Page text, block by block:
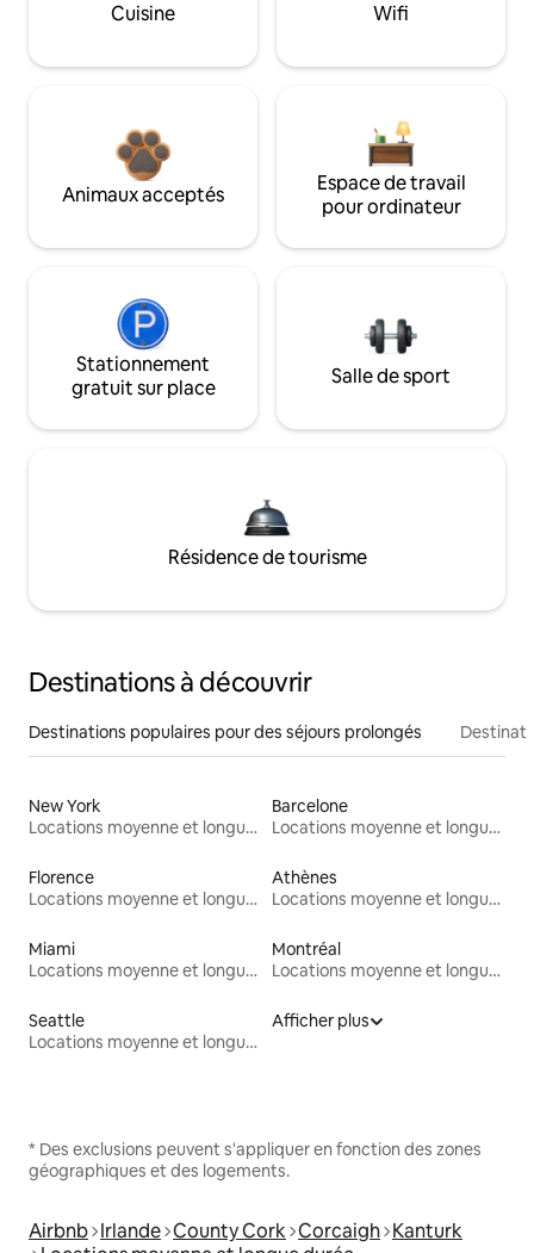
Cuisine Wifi
Animaux acceptés
Espace de travail
pour ordinateur
Stationnement
gratuit sur place
Salle de sport
Résidence de tourisme
Destinations à découvrir
Destinations populaires pour des séjours prolongés
New York
Locations moyenne et longue durée
Barcelone
Locations moyenne et longue durée
Florence
Locations moyenne et longue durée
Athènes
Locations moyenne et longue durée
Miami
Locations moyenne et longue durée
Montréal
Locations moyenne et longue durée
Seattle
Locations moyenne et longue durée
Afficher plus
* Des exclusions peuvent s'appliquer en fonction des zones
géographiques et des logements.
Airbnb Irlande County Cork Corcaigh Kanturk